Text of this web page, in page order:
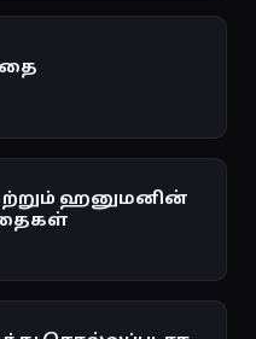
ஹனுமனின்